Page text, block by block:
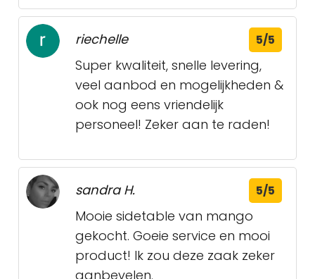
riechelle 5/5
Super kwaliteit, snelle levering,
veel aanbod en mogelijkheden &
ook nog eens vriendelijk
personeel! Zeker aan te raden!
sandra H. 5/5
Mooie sidetable van mango
gekocht. Goeie service en mooi
product! Ik zou deze zaak zeker
aanbevelen.